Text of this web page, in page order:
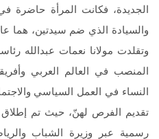
الجديدة، فكانت المرأة حاضرة
والسيادة الذي ضم سيدتين، هما
وتقلدت مولانا نعمات عبدالله
المنصب في العالم العربي
النساء في العمل السياسي
تقديم الفرص لهنّ، حيث تم
رسمية عبر وزيرة الشباب